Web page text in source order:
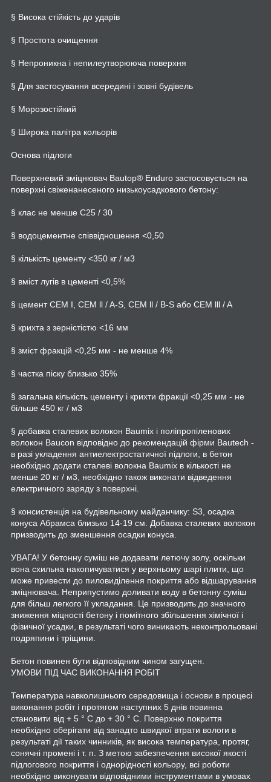
§ Висока стійкість до ударів
§ Простота очищення
§ Непроникна і непилеутворююча поверхня
§ Для застосування всередині і зовні будівель
§ Морозостійкий
§ Широка палітра кольорів
Основа підлоги
Поверхневий зміцнювач Bautop® Enduro застосовується на
поверхні свіженанесеного низькоусадкового бетону:
§ клас не менше C25 / 30
§ водоцементне співвідношення <0,50
§ кількість цементу <350 кг / м3
§ вміст лугів в цементі <0,5%
§ цемент CEM I, CEM ll / A-S, CEM ll / B-S або CEM lll / A
§ крихта з зерністістю <16 мм
§ зміст фракцій <0,25 мм - не менше 4%
§ частка піску близько 35%
§ загальна кількість цементу і крихти фракції <0,25 мм - не
більше 450 кг / м3
§ добавка сталевих волокон Baumix і поліпропіленових
волокон Baucon відповідно до рекомендацій фірми Bautech -
в разі укладення антиелектростатичної підлоги, в бетон
необхідно додати сталеві волокна Baumix в кількості не
менше 20 кг / м3, необхідно також виконати відведення
електричного заряду з поверхні.
§ консистенція на будівельному майданчику: S3, осадка
конуса Абрамса близько 14-19 см. Добавка сталевих волокон
призводить до зменшення осадки конуса.
УВАГА! У бетонну суміш не додавати летючу золу, оскільки
вона схильна накопичуватися у верхньому шарі плити, що
може привести до пиловиділення покриття або відшарування
зміцнювача. Неприпустимо доливати воду в бетонну суміш
для більш легкого її укладання. Це призводить до значного
зниження міцності бетону і помітного збільшення хімічної і
фізичної усадки, в результаті чого виникають неконтрольовані
подряпини і тріщини.
Бетон повинен бути відповідним чином загущен.
УМОВИ ПІД ЧАС ВИКОНАННЯ РОБІТ
Температура навколишнього середовища і основи в процесі
виконання робіт і протягом наступних 5 днів повинна
становити від + 5 ° C до + 30 ° C. Поверхню покриття
необхідно оберігати від занадто швидкої втрати вологи в
результаті дії таких чинників, як висока температура, протяг,
сонячні промені і т. п. З метою забезпечення високої якості
підлогового покриття і однорідності кольору, всі роботи
необхідно виконувати відповідними інструментами в умовах